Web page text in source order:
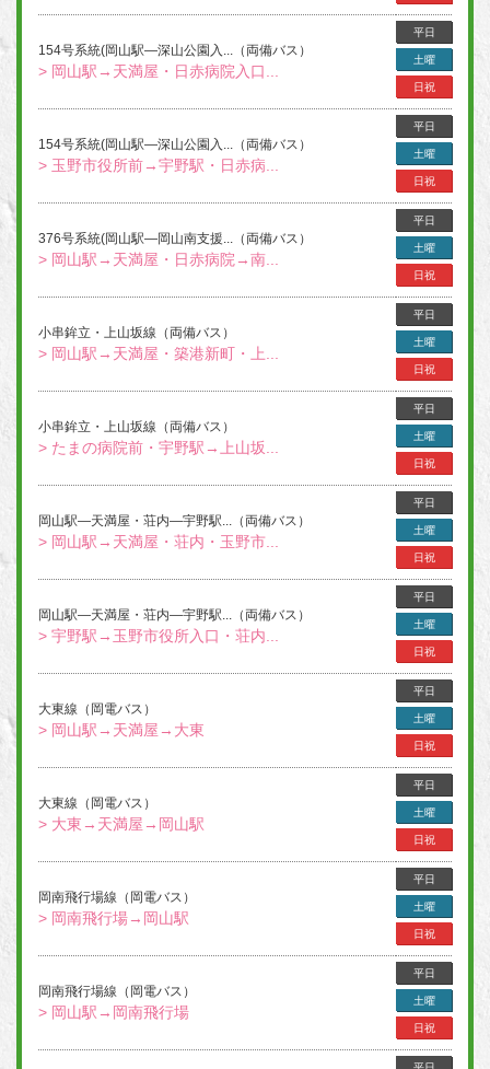
154号系統(岡山駅―深山公園入...（両備バス）
> 岡山駅→天満屋・日赤病院入口...
平日
土曜
日祝
154号系統(岡山駅―深山公園入...（両備バス）
> 玉野市役所前→宇野駅・日赤病...
平日
土曜
日祝
376号系統(岡山駅―岡山南支援...（両備バス）
> 岡山駅→天満屋・日赤病院→南...
平日
土曜
日祝
小串鉾立・上山坂線（両備バス）
> 岡山駅→天満屋・築港新町・上...
平日
土曜
日祝
小串鉾立・上山坂線（両備バス）
> たまの病院前・宇野駅→上山坂...
平日
土曜
日祝
岡山駅―天満屋・荘内―宇野駅...（両備バス）
> 岡山駅→天満屋・荘内・玉野市...
平日
土曜
日祝
岡山駅―天満屋・荘内―宇野駅...（両備バス）
> 宇野駅→玉野市役所入口・荘内...
平日
土曜
日祝
大東線（岡電バス）
> 岡山駅→天満屋→大東
平日
土曜
日祝
大東線（岡電バス）
> 大東→天満屋→岡山駅
平日
土曜
日祝
岡南飛行場線（岡電バス）
> 岡南飛行場→岡山駅
平日
土曜
日祝
岡南飛行場線（岡電バス）
> 岡山駅→岡南飛行場
平日
土曜
日祝